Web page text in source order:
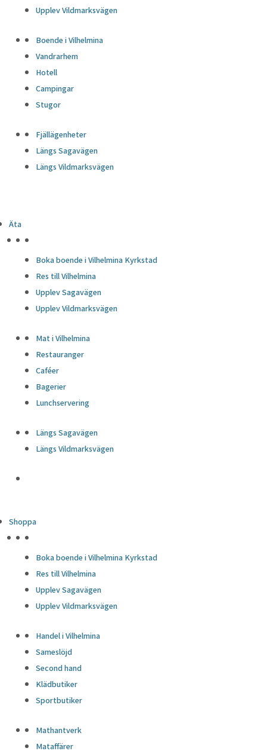
Upplev Vildmarksvägen
Boende i Vilhelmina
Vandrarhem
Hotell
Campingar
Stugor
Fjällägenheter
Längs Sagavägen
Längs Vildmarksvägen
Äta
Boka boende i Vilhelmina Kyrkstad
Res till Vilhelmina
Upplev Sagavägen
Upplev Vildmarksvägen
Mat i Vilhelmina
Restauranger
Caféer
Bagerier
Lunchservering
Längs Sagavägen
Längs Vildmarksvägen
Shoppa
Boka boende i Vilhelmina Kyrkstad
Res till Vilhelmina
Upplev Sagavägen
Upplev Vildmarksvägen
Handel i Vilhelmina
Sameslöjd
Second hand
Klädbutiker
Sportbutiker
Mathantverk
Mataffärer